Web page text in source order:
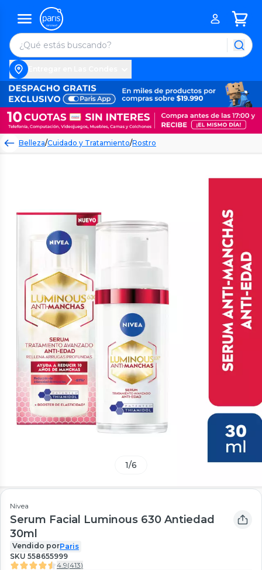
Belleza/Cuidado y Tratamiento/Rostro
1/6
Nivea
Serum Facial Luminous 630 Antiedad
30ml
Vendido porParis
SKU 558655999
4.9(413)